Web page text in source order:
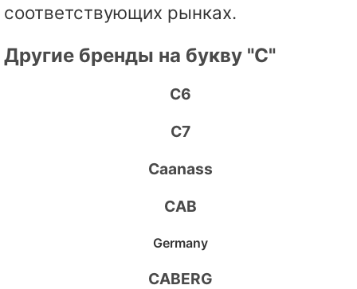
соответствующих рынках.
Другие бренды на букву "C"
C6
C7
Caanass
CAB
Germany
CABERG